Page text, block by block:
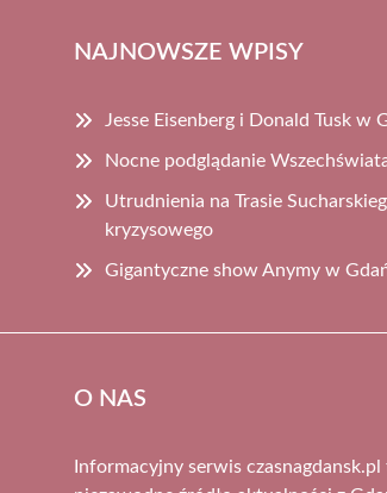
NAJNOWSZE WPISY
Jesse Eisenberg i Donald Tusk w
Nocne podglądanie
Utrudnienia na Trasie
kryzysowego
Gigantyczne show Anymy w
O NAS
Informacyjny serwis czasnagdansk.pl